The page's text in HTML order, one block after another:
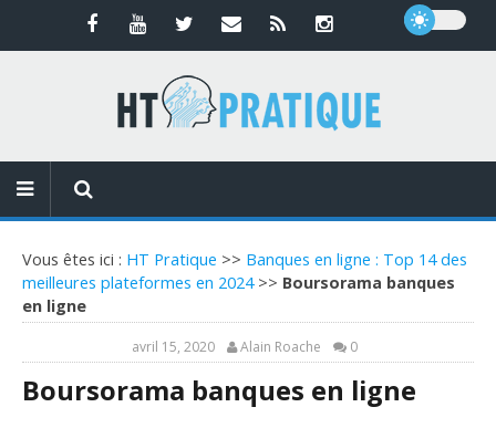
Vous êtes ici : HT Pratique >> Banques en ligne : Top 14 des
meilleures plateformes en 2024>> Boursorama banques
en ligne
avril 15, 2020 Alain Roache 0
Boursorama banques en ligne